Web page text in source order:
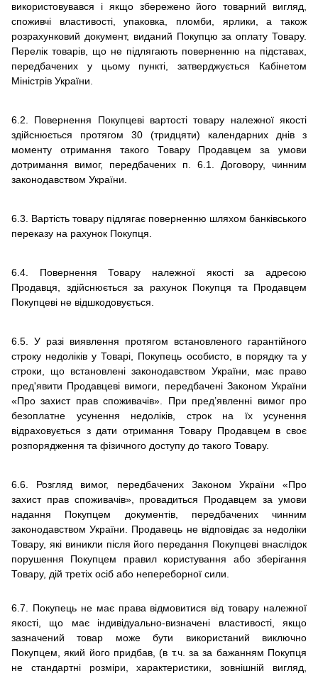
використовувався і якщо збережено його товарний вигляд,
споживчі властивості, упаковка, пломби, ярлики, а також
розрахунковий документ, виданий Покупцю за оплату Товару.
Перелік товарів, що не підлягають поверненню на підставах,
передбачених у цьому пункті, затверджується Кабінетом
Міністрів України.
6.2. Повернення Покупцеві вартості товару належної якості
здійснюється протягом 30 (тридцяти) календарних днів з
моменту отримання такого Товару Продавцем за умови
дотримання вимог, передбачених п. 6.1. Договору, чинним
законодавством України.
6.3. Вартість товару підлягає поверненню шляхом банківського
переказу на рахунок Покупця.
6.4. Повернення Товару належної якості за адресою
Продавця, здійснюється за рахунок Покупця та Продавцем
Покупцеві не відшкодовується.
6.5. У разі виявлення протягом встановленого гарантійного
строку недоліків у Товарі, Покупець особисто, в порядку та у
строки, що встановлені законодавством України, має право
пред'явити Продавцеві вимоги, передбачені Законом України
«Про захист прав споживачів». При пред’явленні вимог про
безоплатне усунення недоліків, строк на їх усунення
відраховується з дати отримання Товару Продавцем в своє
розпорядження та фізичного доступу до такого Товару.
6.6. Розгляд вимог, передбачених Законом України «Про
захист прав споживачів», провадиться Продавцем за умови
надання Покупцем документів, передбачених чинним
законодавством України. Продавець не відповідає за недоліки
Товару, які виникли після його передання Покупцеві внаслідок
порушення Покупцем правил користування або зберігання
Товару, дій третіх осіб або непереборної сили.
6.7.
Покупець не має права відмовитися від товару належної
якості, що має індивідуально-визначені властивості, якщо
зазначений товар може бути використаний виключно
Покупцем, який його придбав, (в т.ч. за за бажанням Покупця
не стандартні розміри, характеристики, зовнішній вигляд,